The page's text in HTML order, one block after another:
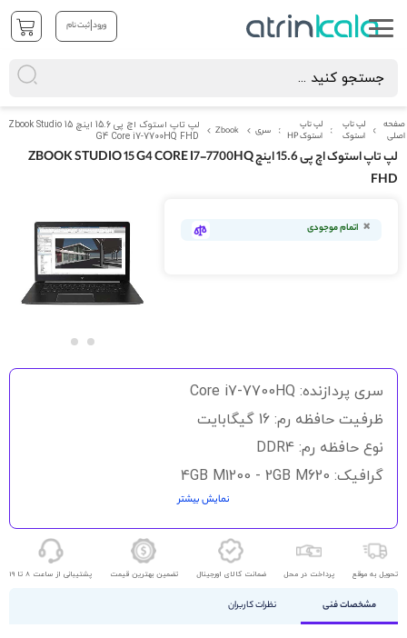
ورود|ثبت نام
صفحه
اصلی
لپ تاپ
استوک
لپ تاپ
استوک HP
سری Zbook
لپ تاپ استوک اچ پی 15.6 اینچ Zbook Studio 15
G4 Core i7-7700HQ FHD
لپ تاپ استوک اچ پی 15.6 اینچ ZBOOK STUDIO 15 G4 CORE I7-7700HQ
FHD
انتهای
گالری
تصاویر
اتمام موجودی
سری پردازنده: Core i7-7700HQ
ظرفیت حافظه رم: 16 گیگابایت
نوع حافظه رم: DDR4
گرافیک: 4GB M1200 - 2GB M620
اندازه صفحه نمایش: 15.6 اینچ
کیفیت صفحه نمایش: FHD
نمایش بیشتر
تحویل به موقع پرداخت در محل ضمانت کالای اورجینال تضمین بهترین قیمت پشتیبانی از ساعت 8 تا 19
مشخصات فنی نظرات کاربران